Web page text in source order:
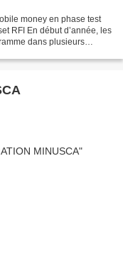
money en phase test
RFI En début d’année, les
dans plusieurs